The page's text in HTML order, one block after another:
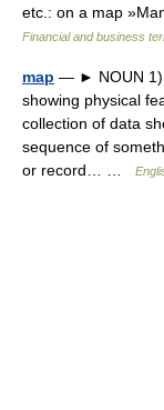
etc.: on a map
Financial and business
map — ► NOUN 1)
showing physical
collection of data
sequence of
or record… …